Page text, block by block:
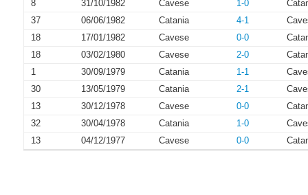
8
31/10/1982 Cavese 1-0
37
06/06/1982 Catania 4-1
18
17/01/1982 Cavese 0-0
18
03/02/1980 Cavese 2-0
1
30/09/1979 Catania 1-1
30
13/05/1979 Catania 2-1
13
30/12/1978 Cavese 0-0
32
30/04/1978 Catania 1-0
13
04/12/1977 Cavese 0-0